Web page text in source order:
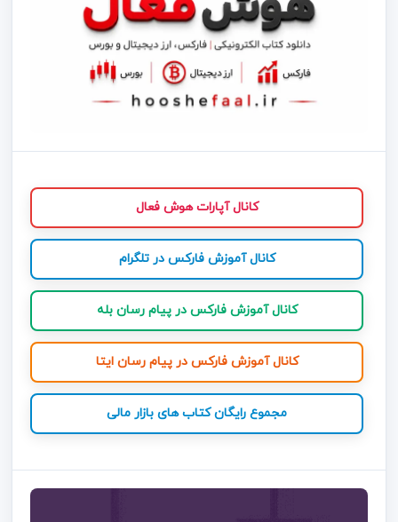
کانال آپارات هوش فعال
کانال آموزش فارکس در تلگرام
کانال آموزش فارکس در پیام رسان بله
کانال آموزش فارکس در پیام رسان ایتا
مجموع رایگان کتاب های بازار مالی